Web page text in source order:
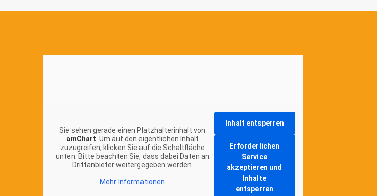
Sie sehen gerade einen Platzhalterinhalt von
amChart . Um auf den eigentlichen Inhalt
zuzugreifen, klicken Sie auf die Schaltfläche
unten. Bitte beachten Sie, dass dabei Daten an
Drittanbieter weitergegeben werden.
Mehr Informationen
Inhalt entsperren
Erforderlichen
Service
akzeptieren und
Inhalte
entsperren